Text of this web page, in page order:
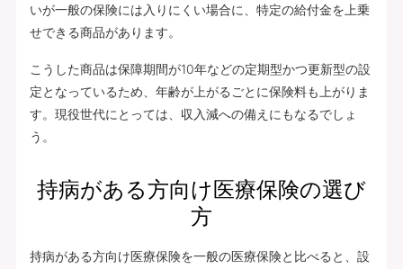
いが一般の保険には入りにくい場合に、特定の給付金を上乗
せできる商品があります。
こうした商品は保障期間が10年などの定期型かつ更新型の設
定となっているため、年齢が上がるごとに保険料も上がりま
す。現役世代にとっては、収入減への備えにもなるでしょ
う。
持病がある方向け医療保険の選び
方
持病がある方向け医療保険を一般の医療保険と比べると、設